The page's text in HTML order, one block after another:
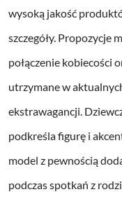
wysoką jakość
szczegóły. Propozycje
połączenie kobiecości
utrzymane w
ekstrawagancji.
podkreśla figurę i
model z pewnością
podczas spotkań z